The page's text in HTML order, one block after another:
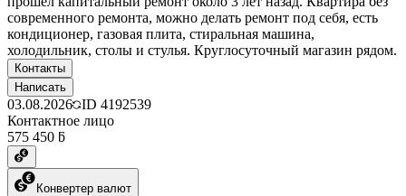
современного ремонта, можно делать ремонт под себя, есть
кондиционер, газовая плита, стиральная машина,
холодильник, столы и стулья. Круглосуточный магазин рядом.
Контакты
Написать
03.08.2026 ID 4192539
Контактное лицо
575 450 ƃ
Конвертер валют